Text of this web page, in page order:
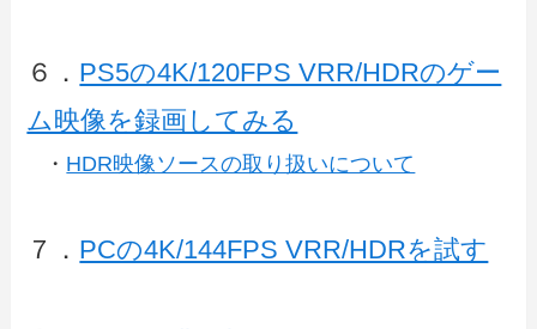
６． PS5の4K/120FPS VRR/HDRのゲー
ム映像を録画してみる
・ HDR映像ソースの取り扱いについて
７． PCの4K/144FPS VRR/HDRを試す